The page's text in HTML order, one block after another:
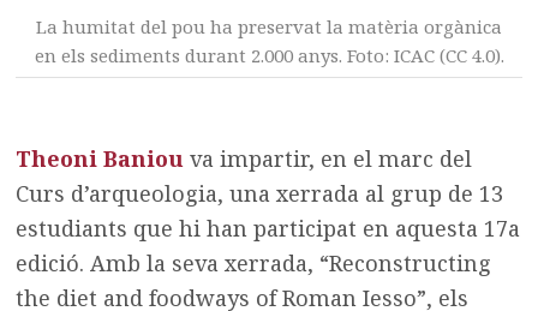
La humitat del pou ha preservat la matèria orgànica
en els sediments durant 2.000 anys. Foto: ICAC (CC 4.0).
Theoni Baniou va impartir, en el marc del
Curs d’arqueologia, una xerrada al grup de 13
estudiants que hi han participat en aquesta 17a
edició. Amb la seva xerrada, “Reconstructing
the diet and foodways of Roman Iesso”, els